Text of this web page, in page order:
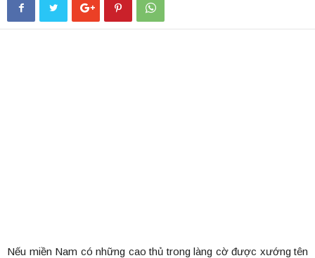
Nếu miền Nam có những cao thủ trong làng cờ được xướng tên